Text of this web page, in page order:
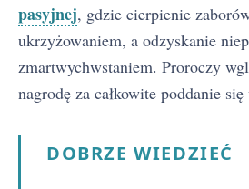
pasyjnej, gdzie cierpienie
ukrzyżowaniem, a odzyskanie
zmartwychwstaniem. Proroczy
nagrodę za całkowite poddanie
DOBRZE WIEDZIEĆ